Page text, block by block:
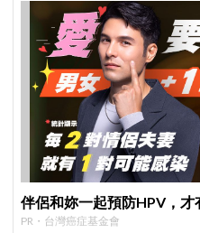
伴侶和妳一起預防HPV，才
PR・台灣癌症基金會